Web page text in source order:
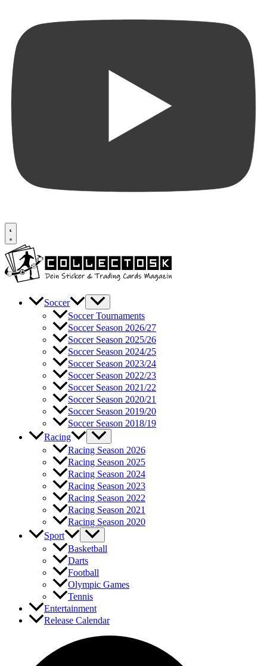
Soccer
Soccer Tournaments
Soccer Season 2026/27
Soccer Season 2025/26
Soccer Season 2024/25
Soccer Season 2023/24
Soccer Season 2022/23
Soccer Season 2021/22
Soccer Season 2020/21
Soccer Season 2019/20
Soccer Season 2018/19
Racing
Racing Season 2026
Racing Season 2025
Racing Season 2024
Racing Season 2023
Racing Season 2022
Racing Season 2021
Racing Season 2020
Sport
Basketball
Darts
Football
Olympic Games
Tennis
Entertainment
Release Calendar